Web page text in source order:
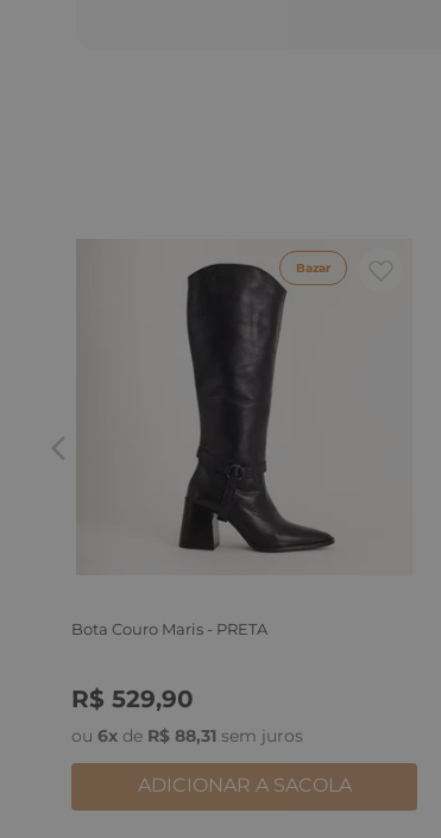
Bazar
Bota Couro Maris - PRETA
R$ 529,90
ou 6x de R$ 88,31 sem juros
36
ADICIONAR A SACOLA